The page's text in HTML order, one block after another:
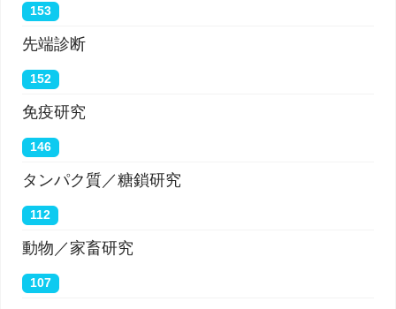
153
先端診断
152
免疫研究
146
タンパク質／糖鎖研究
112
動物／家畜研究
107